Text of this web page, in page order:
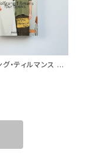
グ・ティルマンス W
| four bo